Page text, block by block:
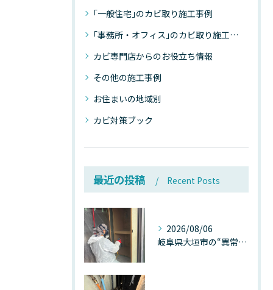
｢一般住宅｣のカビ取り施工事例
｢事務所・オフィス｣のカビ取り施工事例
カビ専門店からのお役立ち情報
その他の施工事例
お住まいの地域別
カビ対策ブック
最近の投稿 Recent Posts
2026/08/06
岐阜県大垣市の“異常に高い気温”が建物内部を腐らせる──深層カビが爆発的に増える本当の理由